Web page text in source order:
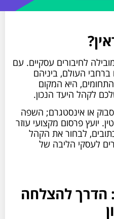
לחיבורים עסקיים. עם
ברחבי העולם, ביניהם
היא המקום
לקהל היעד הנכון.
או אינסטגרם; השפה
יועץ פרסום מקצועי עוזר
לבחור את הקהל
לעסקי הליבה של
הדרך להצלחה